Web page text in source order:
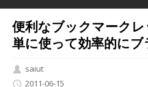
便利なブックマーク
単に使って効率的にブ
saiut
2011-06-15